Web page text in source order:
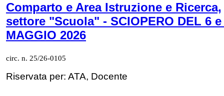
Comparto e Area Istruzione e Ricerca,
settore "Scuola" - SCIOPERO DEL 6 e
MAGGIO 2026
circ. n. 25/26-0105
Riservata per: ATA, Docente